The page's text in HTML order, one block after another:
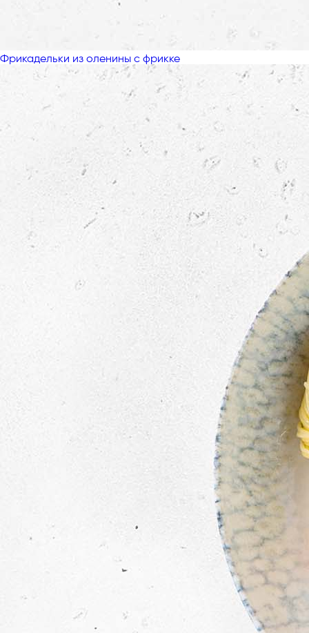
Фрикадельки из оленины с фрикке